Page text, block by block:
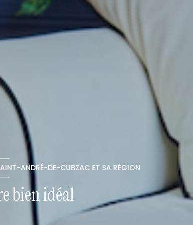
ANDRÉ-DE-CUBZAC ET SA RÉGION
bien idéal